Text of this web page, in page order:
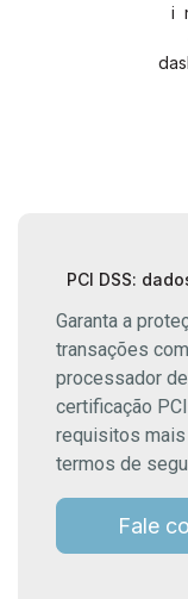
i
PCI DSS:
Garanta a
transações
processador
certificação
requisitos
termos de
Fale